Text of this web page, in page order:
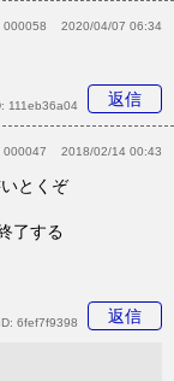
000058 2020/04/07 06:34
返信
111eb36a04
000047 2018/02/14 00:43
とくぞ
了する
返信
ID: 6fef7f9398